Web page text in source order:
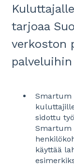
tarjoaa
verkoston
Smartum
sidottu
Smartum
käyttää